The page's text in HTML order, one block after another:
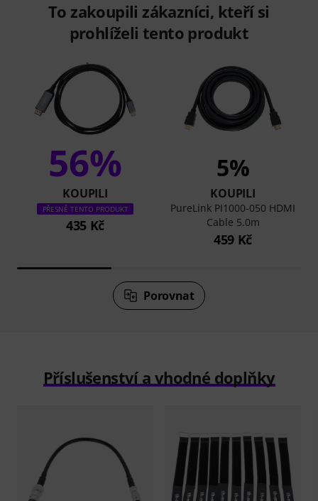
To zakoupili zákazníci, kteří si
prohlíželi tento produkt
56%
KOUPILI
PŘESNĚ TENTO PRODUKT
435 Kč
5%
KOUPILI
PureLink PI1000-050 HDMI
Cable 5.0m
459 Kč
Porovnat
Příslušenství a vhodné doplňky